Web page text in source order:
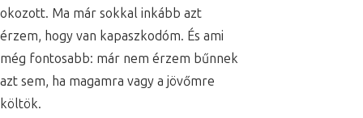
okozott. Ma már sokkal inkább azt
érzem, hogy van kapaszkodóm. És ami
még fontosabb: már nem érzem bűnnek
azt sem, ha magamra vagy a jövőmre
költök.